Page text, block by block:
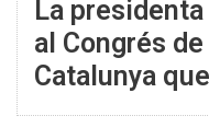
La
al Congrés
Catalunya
Codi